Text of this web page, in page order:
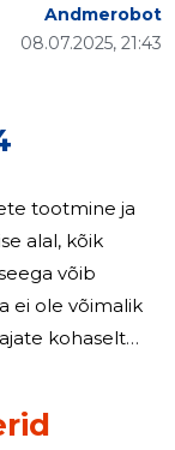
08.07.2025, 21:43
Andmerobot
tootmine ja
alal, kõik
võib
ei ole võimalik